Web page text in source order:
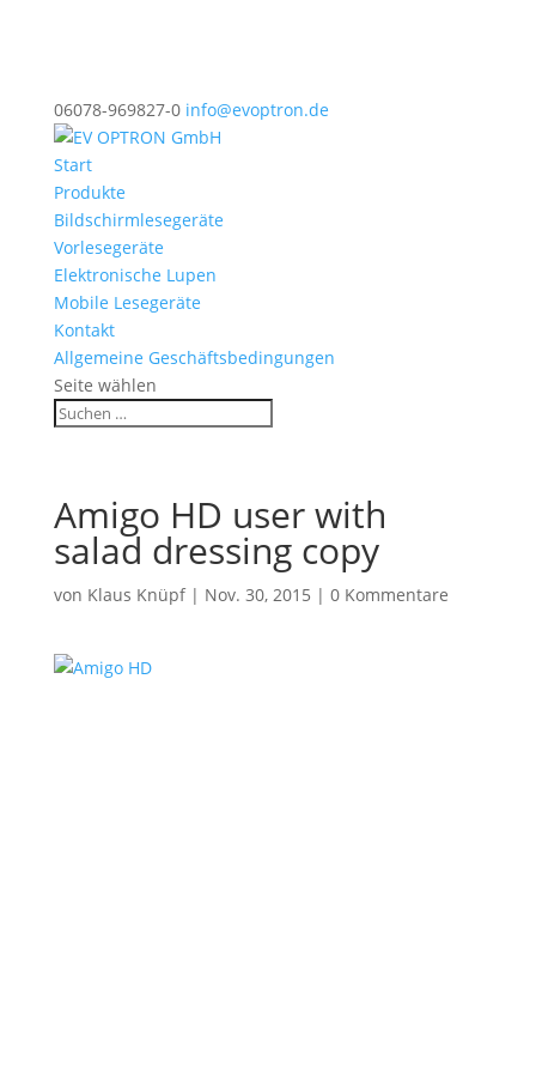
06078-969827-0 info@evoptron.de
Start
Produkte
Bildschirmlesegeräte
Vorlesegeräte
Elektronische Lupen
Mobile Lesegeräte
Kontakt
Allgemeine Geschäftsbedingungen
Seite wählen
Amigo HD user with
salad dressing copy
von Klaus Knüpf| Nov. 30, 2015 | 0 Kommentare